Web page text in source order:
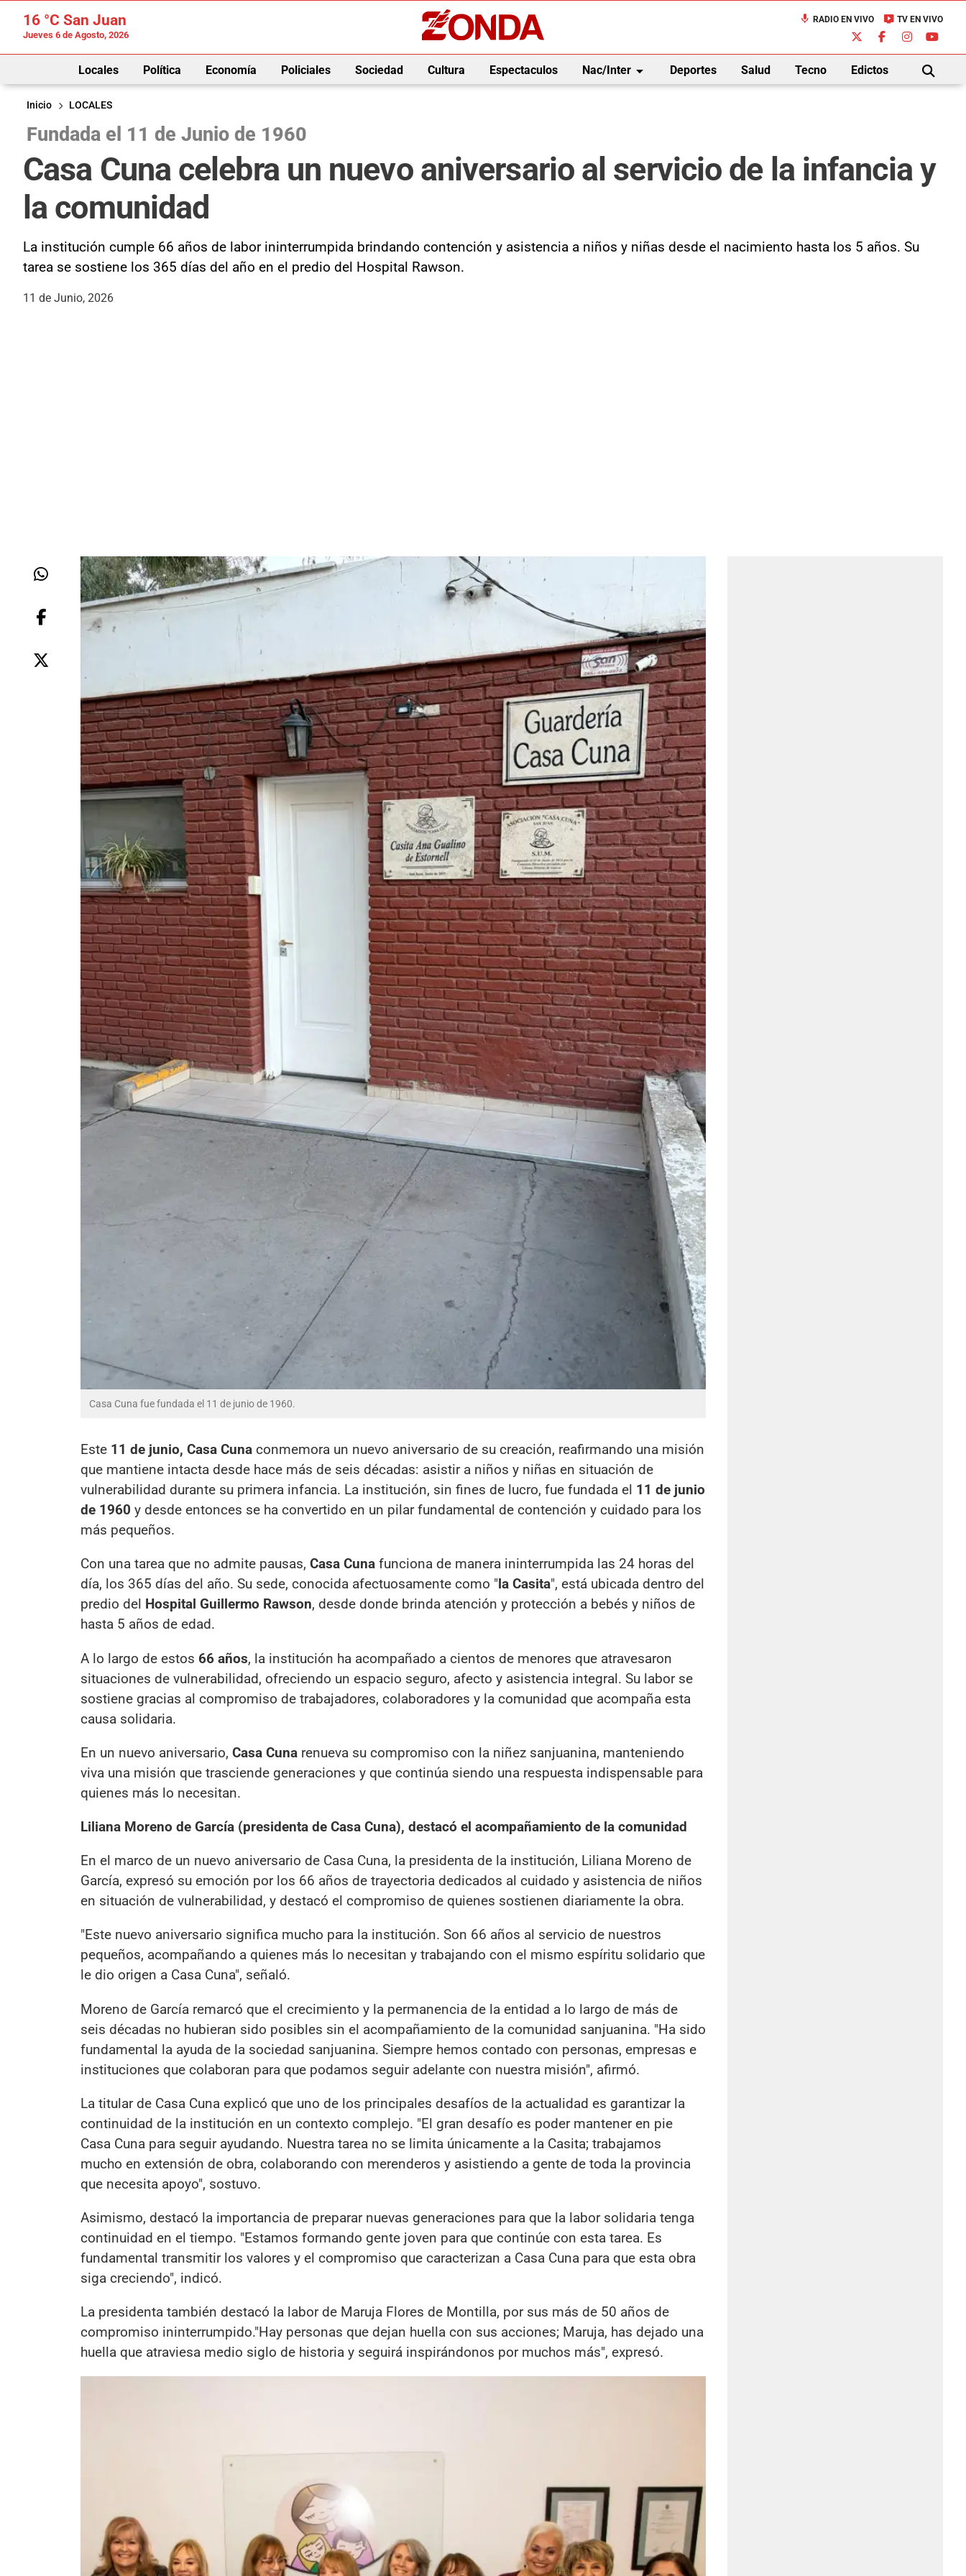
16 °C San Juan
Jueves 6 de Agosto, 2026
mic RADIO EN VIVO live_tv TV EN VIVO
Locales Política Economía Policiales Sociedad Cultura Espectaculos Nac/Interarrow_drop_down Deportes Salud Tecno Edictos
BUSCAR
Inicio
LOCALES
Fundada el 11 de Junio de 1960
Casa Cuna celebra un nuevo aniversario al servicio de la infancia y
la comunidad
La institución cumple 66 años de labor ininterrumpida brindando contención y asistencia a niños y niñas desde el nacimiento hasta los 5 años. Su
tarea se sostiene los 365 días del año en el predio del Hospital Rawson.
11 de Junio, 2026
Casa Cuna fue fundada el 11 de junio de 1960.
Este 11 de junio, Casa Cuna conmemora un nuevo aniversario de su creación, reafirmando una misión
que mantiene intacta desde hace más de seis décadas: asistir a niños y niñas en situación de
vulnerabilidad durante su primera infancia. La institución, sin fines de lucro, fue fundada el 11 de junio
de 1960 y desde entonces se ha convertido en un pilar fundamental de contención y cuidado para los
más pequeños.
Con una tarea que no admite pausas, Casa Cuna funciona de manera ininterrumpida las 24 horas del
día, los 365 días del año. Su sede, conocida afectuosamente como "la Casita", está ubicada dentro del
predio del Hospital Guillermo Rawson, desde donde brinda atención y protección a bebés y niños de
hasta 5 años de edad.
A lo largo de estos 66 años, la institución ha acompañado a cientos de menores que atravesaron
situaciones de vulnerabilidad, ofreciendo un espacio seguro, afecto y asistencia integral. Su labor se
sostiene gracias al compromiso de trabajadores, colaboradores y la comunidad que acompaña esta
causa solidaria.
En un nuevo aniversario, Casa Cuna renueva su compromiso con la niñez sanjuanina, manteniendo
viva una misión que trasciende generaciones y que continúa siendo una respuesta indispensable para
quienes más lo necesitan.
Liliana Moreno de García (presidenta de Casa Cuna), destacó el acompañamiento de la comunidad
En el marco de un nuevo aniversario de Casa Cuna, la presidenta de la institución, Liliana Moreno de
García, expresó su emoción por los 66 años de trayectoria dedicados al cuidado y asistencia de niños
en situación de vulnerabilidad, y destacó el compromiso de quienes sostienen diariamente la obra.
"Este nuevo aniversario significa mucho para la institución. Son 66 años al servicio de nuestros
pequeños, acompañando a quienes más lo necesitan y trabajando con el mismo espíritu solidario que
le dio origen a Casa Cuna", señaló.
Moreno de García remarcó que el crecimiento y la permanencia de la entidad a lo largo de más de
seis décadas no hubieran sido posibles sin el acompañamiento de la comunidad sanjuanina. "Ha sido
fundamental la ayuda de la sociedad sanjuanina. Siempre hemos contado con personas, empresas e
instituciones que colaboran para que podamos seguir adelante con nuestra misión", afirmó.
La titular de Casa Cuna explicó que uno de los principales desafíos de la actualidad es garantizar la
continuidad de la institución en un contexto complejo. "El gran desafío es poder mantener en pie
Casa Cuna para seguir ayudando. Nuestra tarea no se limita únicamente a la Casita; trabajamos
mucho en extensión de obra, colaborando con merenderos y asistiendo a gente de toda la provincia
que necesita apoyo", sostuvo.
Asimismo, destacó la importancia de preparar nuevas generaciones para que la labor solidaria tenga
continuidad en el tiempo. "Estamos formando gente joven para que continúe con esta tarea. Es
fundamental transmitir los valores y el compromiso que caracterizan a Casa Cuna para que esta obra
siga creciendo", indicó.
La presidenta también destacó la labor de Maruja Flores de Montilla, por sus más de 50 años de
compromiso ininterrumpido."Hay personas que dejan huella con sus acciones; Maruja, has dejado una
huella que atraviesa medio siglo de historia y seguirá inspirándonos por muchos más", expresó.